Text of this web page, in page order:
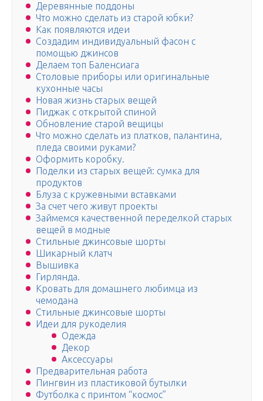
Деревянные поддоны
Что можно сделать из старой юбки?
Как появляются идеи
Создадим индивидуальный фасон с
помощью джинсов
Делаем топ Баленсиага
Столовые приборы или оригинальные
кухонные часы
Новая жизнь старых вещей
Пиджак с открытой спиной
Обновление старой вещицы
Что можно сделать из платков, палантина,
пледа своими руками?
Оформить коробку.
Поделки из старых вещей: сумка для
продуктов
Блуза с кружевными вставками
За счет чего живут проекты
Займемся качественной переделкой старых
вещей в модные
Стильные джинсовые шорты
Шикарный клатч
Вышивка
Гирлянда.
Кровать для домашнего любимца из
чемодана
Стильные джинсовые шорты
Идеи для рукоделия
Одежда
Декор
Аксессуары
Предварительная работа
Пингвин из пластиковой бутылки
Футболка с принтом “космос”